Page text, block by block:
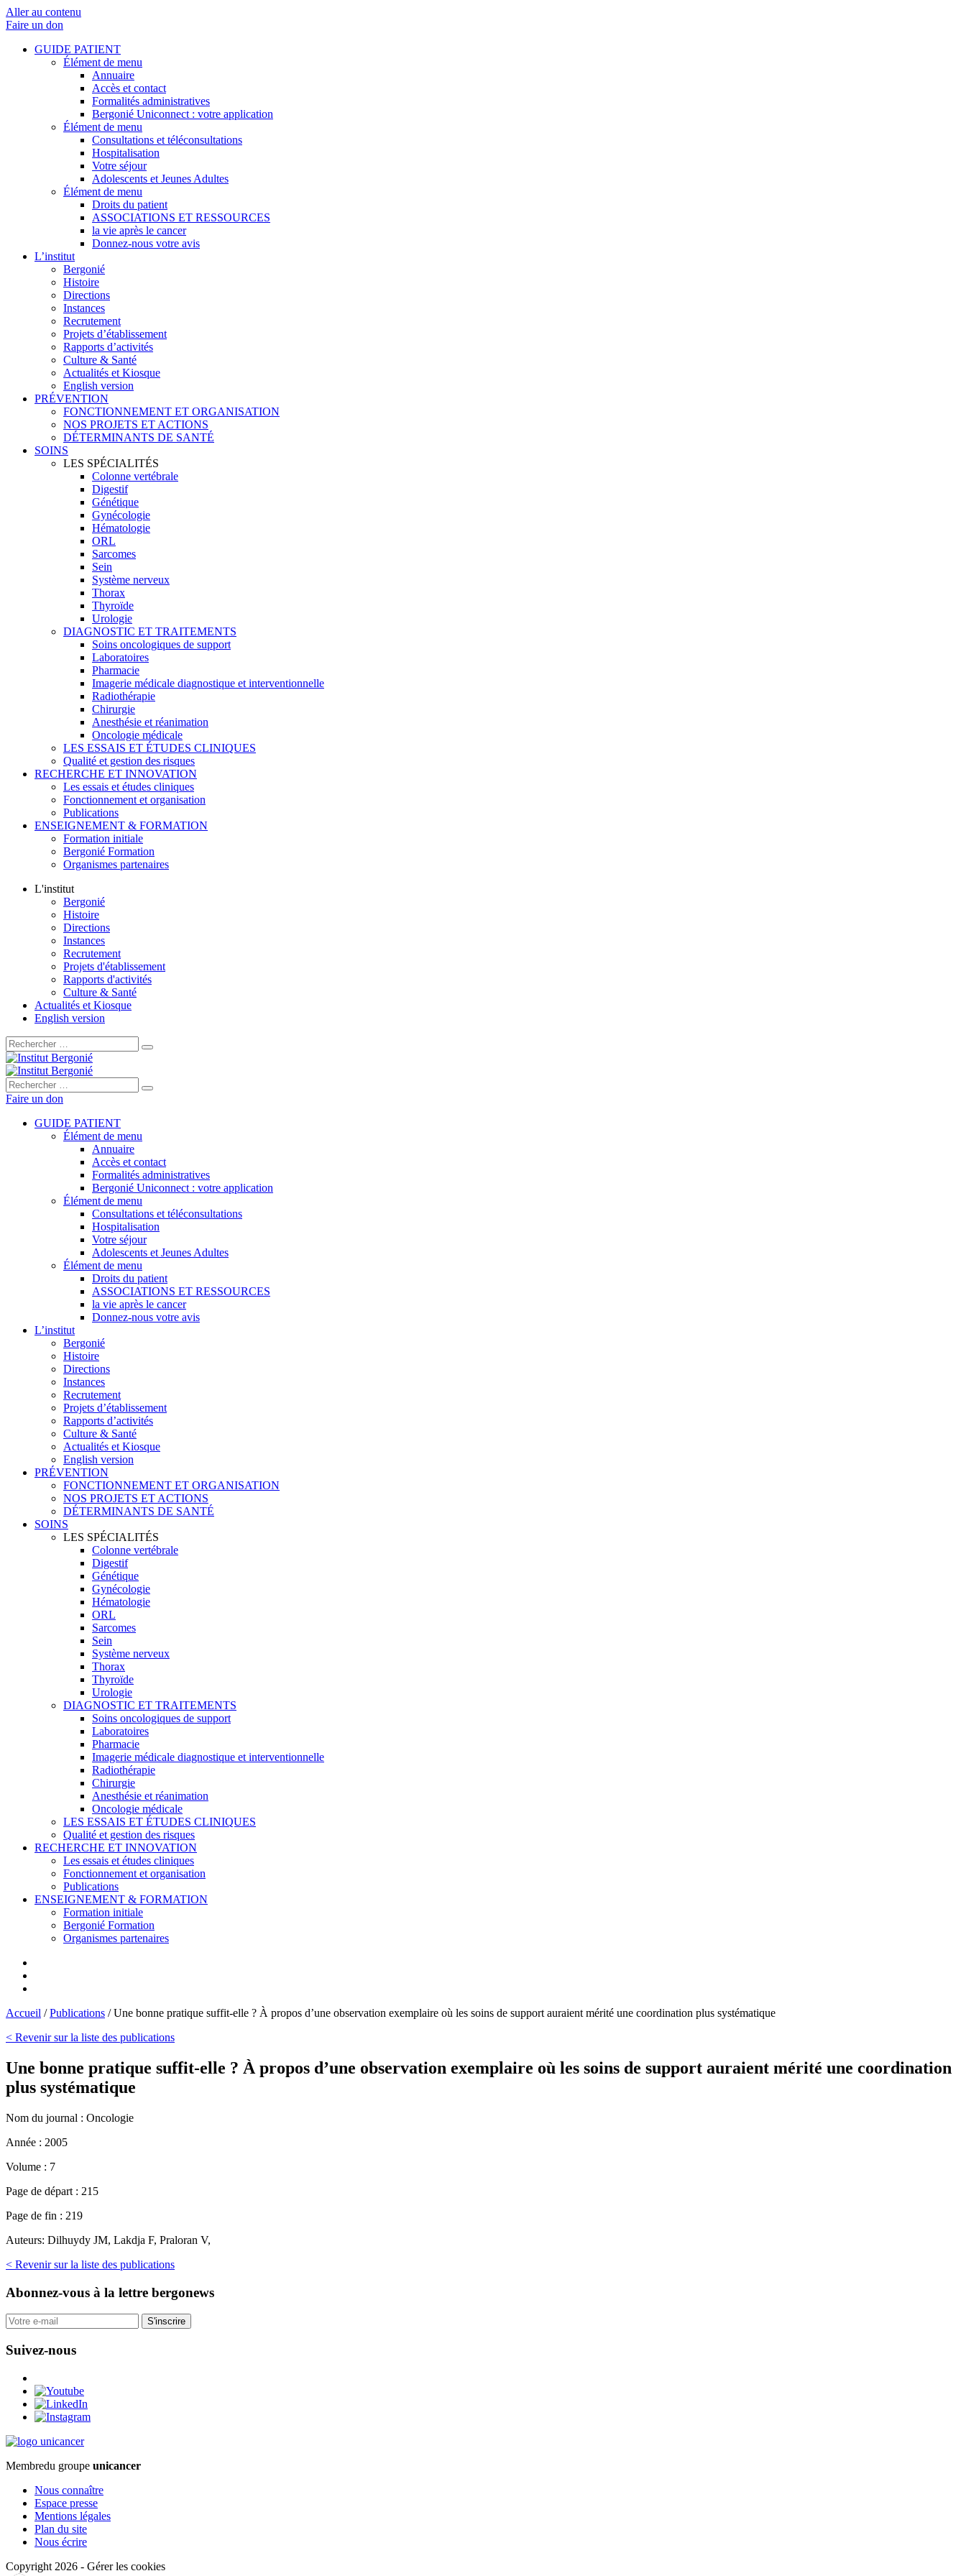
Aller au contenu
Faire un don
GUIDE PATIENT
Élément de menu
Annuaire
Accès et contact
Formalités administratives
Bergonié Uniconnect : votre application
Élément de menu
Consultations et téléconsultations
Hospitalisation
Votre séjour
Adolescents et Jeunes Adultes
Élément de menu
Droits du patient
ASSOCIATIONS ET RESSOURCES
la vie après le cancer
Donnez-nous votre avis
L’institut
Bergonié
Histoire
Directions
Instances
Recrutement
Projets d’établissement
Rapports d’activités
Culture & Santé
Actualités et Kiosque
English version
PRÉVENTION
FONCTIONNEMENT ET ORGANISATION
NOS PROJETS ET ACTIONS
DÉTERMINANTS DE SANTÉ
SOINS
LES SPÉCIALITÉS
Colonne vertébrale
Digestif
Génétique
Gynécologie
Hématologie
ORL
Sarcomes
Sein
Système nerveux
Thorax
Thyroïde
Urologie
DIAGNOSTIC ET TRAITEMENTS
Soins oncologiques de support
Laboratoires
Pharmacie
Imagerie médicale diagnostique et interventionnelle
Radiothérapie
Chirurgie
Anesthésie et réanimation
Oncologie médicale
LES ESSAIS ET ÉTUDES CLINIQUES
Qualité et gestion des risques
RECHERCHE ET INNOVATION
Les essais et études cliniques
Fonctionnement et organisation
Publications
ENSEIGNEMENT & FORMATION
Formation initiale
Bergonié Formation
Organismes partenaires
L'institut
Bergonié
Histoire
Directions
Instances
Recrutement
Projets d'établissement
Rapports d'activités
Culture & Santé
Actualités et Kiosque
English version
Rechercher :
Rechercher :
Faire un don
GUIDE PATIENT
Élément de menu
Annuaire
Accès et contact
Formalités administratives
Bergonié Uniconnect : votre application
Élément de menu
Consultations et téléconsultations
Hospitalisation
Votre séjour
Adolescents et Jeunes Adultes
Élément de menu
Droits du patient
ASSOCIATIONS ET RESSOURCES
la vie après le cancer
Donnez-nous votre avis
L’institut
Bergonié
Histoire
Directions
Instances
Recrutement
Projets d’établissement
Rapports d’activités
Culture & Santé
Actualités et Kiosque
English version
PRÉVENTION
FONCTIONNEMENT ET ORGANISATION
NOS PROJETS ET ACTIONS
DÉTERMINANTS DE SANTÉ
SOINS
LES SPÉCIALITÉS
Colonne vertébrale
Digestif
Génétique
Gynécologie
Hématologie
ORL
Sarcomes
Sein
Système nerveux
Thorax
Thyroïde
Urologie
DIAGNOSTIC ET TRAITEMENTS
Soins oncologiques de support
Laboratoires
Pharmacie
Imagerie médicale diagnostique et interventionnelle
Radiothérapie
Chirurgie
Anesthésie et réanimation
Oncologie médicale
LES ESSAIS ET ÉTUDES CLINIQUES
Qualité et gestion des risques
RECHERCHE ET INNOVATION
Les essais et études cliniques
Fonctionnement et organisation
Publications
ENSEIGNEMENT & FORMATION
Formation initiale
Bergonié Formation
Organismes partenaires
Accueil /Publications /Une bonne pratique suffit-elle ? À propos d’une observation exemplaire où les soins de support auraient mérité une coordination plus systématique
< Revenir sur la liste des publications
Une bonne pratique suffit-elle ? À propos d’une observation exemplaire où les soins de support auraient mérité une coordination
plus systématique
Nom du journal : Oncologie
Année : 2005
Volume : 7
Page de départ : 215
Page de fin : 219
Auteurs: Dilhuydy JM, Lakdja F, Praloran V,
< Revenir sur la liste des publications
Abonnez-vous à la lettre bergonews
S'inscrire
Suivez-nous
Membredu groupe unicancer
Nous connaître
Espace presse
Mentions légales
Plan du site
Nous écrire
Copyright 2026 - Gérer les cookies